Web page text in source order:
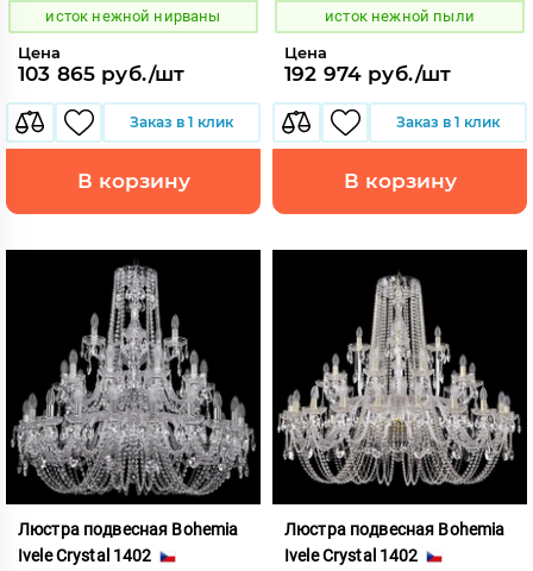
исток нежной нирваны
Цена
103 865 руб./шт
Заказ в 1 клик
В корзину
исток нежной пыли
Цена
192 974 руб./шт
Заказ в 1 клик
В корзину
Люстра подвесная Bohemia
Ivele Crystal 1402
Люстра подвесная Bohemia
Ivele Crystal 1402